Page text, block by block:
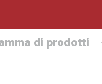
di prodotti